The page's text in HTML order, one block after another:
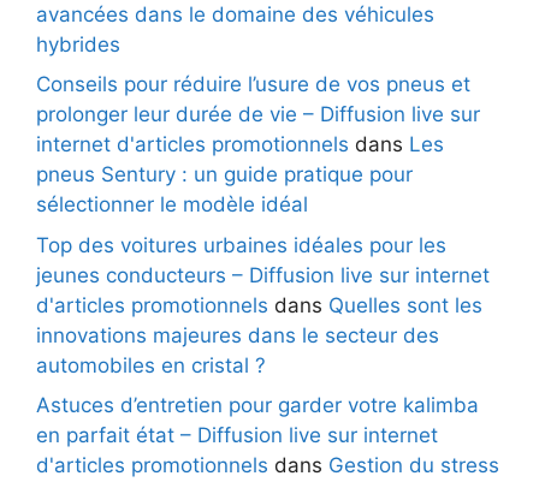
avancées dans le domaine des véhicules
hybrides
Conseils pour réduire l’usure de vos pneus et
prolonger leur durée de vie – Diffusion live sur
internet d'articles promotionnels dans Les
pneus Sentury : un guide pratique pour
sélectionner le modèle idéal
Top des voitures urbaines idéales pour les
jeunes conducteurs – Diffusion live sur internet
d'articles promotionnels dans Quelles sont les
innovations majeures dans le secteur des
automobiles en cristal ?
Astuces d’entretien pour garder votre kalimba
en parfait état – Diffusion live sur internet
d'articles promotionnels dans Gestion du stress